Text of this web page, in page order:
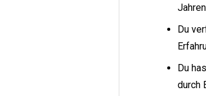
Du
Du
durch